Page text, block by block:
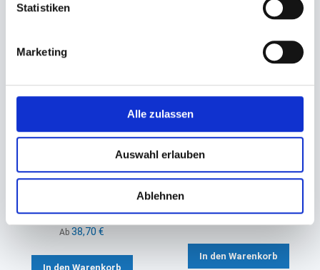
Statistiken
Marketing
Alle zulassen
Auswahl erlauben
Ablehnen
Serviette Spenderservietten
Zelltuch 2-lagig natur
42,30 €
Ab 38,70 €
In den Warenkorb
Serviette, Zelltuchserviette
In den Warenkorb